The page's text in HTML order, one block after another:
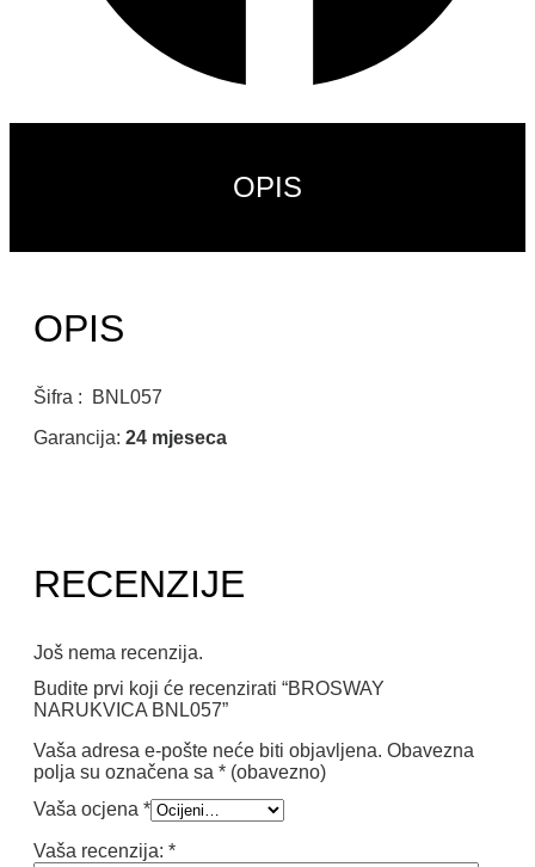
OPIS
OPIS
Šifra : BNL057
Garancija: 24 mjeseca
RECENZIJE
Još nema recenzija.
Budite prvi koji će recenzirati “BROSWAY
NARUKVICA BNL057”
Vaša adresa e-pošte neće biti objavljena. Obavezna
polja su označena sa * (obavezno)
Vaša ocjena *
Vaša recenzija: *